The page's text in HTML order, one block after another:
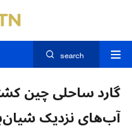
search
گارد ساحلی چین
آب‌های نزدیک